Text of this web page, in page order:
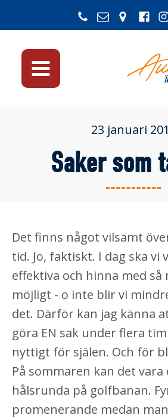
23 januari
Saker som
Det finns något vilsamt
tid. Jo, faktiskt. I dag ska vi
effektiva och hinna med så
möjligt - o inte blir vi
det. Därför kan jag känna
göra EN sak under flera
nyttigt för själen. Och för
På sommaren kan det vara
hålsrunda på golfbanan.
promenerande medan